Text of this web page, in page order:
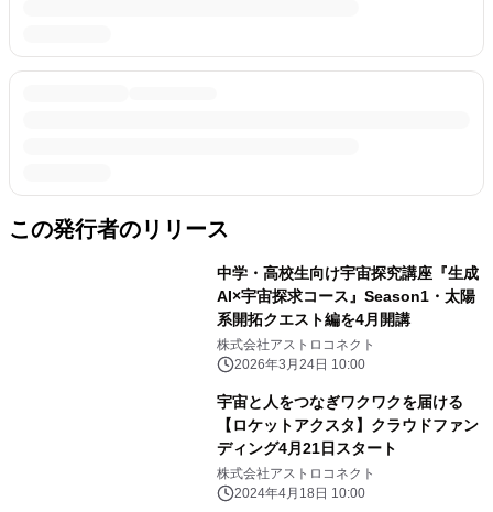
この発行者のリリース
中学・高校生向け宇宙探究講座『生成
AI×宇宙探求コース』Season1・太陽
系開拓クエスト編を4月開講
株式会社アストロコネクト
2026年3月24日 10:00
宇宙と人をつなぎワクワクを届ける
【ロケットアクスタ】クラウドファン
ディング4月21日スタート
株式会社アストロコネクト
2024年4月18日 10:00